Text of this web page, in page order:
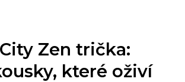
Zen trička:
které oživí